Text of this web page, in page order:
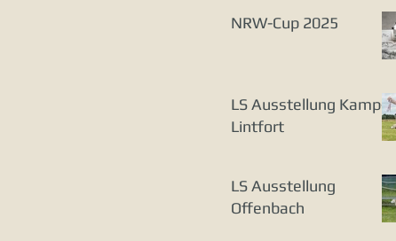
NRW-Cup 2025
LS Ausstellung Kamp-
Lintfort
LS Ausstellung
Offenbach